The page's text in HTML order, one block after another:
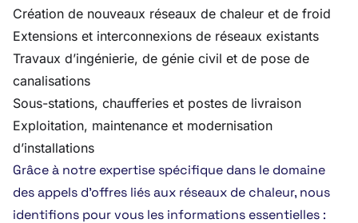
Création de nouveaux réseaux de chaleur et de froid
Extensions et interconnexions de réseaux existants
Travaux d’ingénierie, de génie civil et de pose de
canalisations
Sous-stations, chaufferies et postes de livraison
Exploitation, maintenance et modernisation
d’installations
Grâce à notre expertise spécifique dans le domaine
des appels d’offres liés aux réseaux de chaleur, nous
identifions pour vous les informations essentielles :